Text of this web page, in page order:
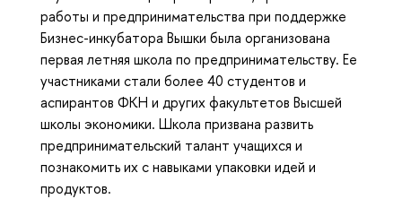
работы и предпринимательства при поддержке
Бизнес-инкубатора Вышки была организована
первая летняя школа по предпринимательству. Ее
участниками стали более 40 студентов и
аспирантов ФКН и других факультетов Высшей
школы экономики. Школа призвана развить
предпринимательский талант учащихся и
познакомить их с навыками упаковки идей и
продуктов.